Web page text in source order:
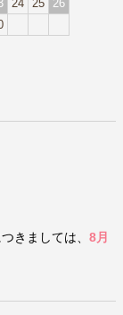
24 25
26
きましては、 8月